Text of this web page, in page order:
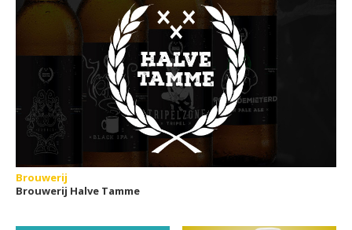
Brouwerij
Brouwerij Halve Tamme